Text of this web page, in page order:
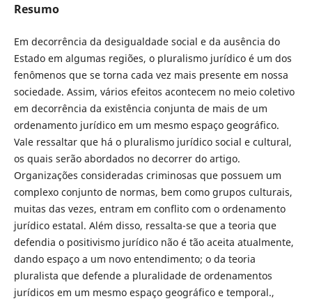
Resumo
Em decorrência da desigualdade social e da ausência do
Estado em algumas regiões, o pluralismo jurídico é um dos
fenômenos que se torna cada vez mais presente em nossa
sociedade. Assim, vários efeitos acontecem no meio coletivo
em decorrência da existência conjunta de mais de um
ordenamento jurídico em um mesmo espaço geográfico.
Vale ressaltar que há o pluralismo jurídico social e cultural,
os quais serão abordados no decorrer do artigo.
Organizações consideradas criminosas que possuem um
complexo conjunto de normas, bem como grupos culturais,
muitas das vezes, entram em conflito com o ordenamento
jurídico estatal. Além disso, ressalta-se que a teoria que
defendia o positivismo jurídico não é tão aceita atualmente,
dando espaço a um novo entendimento; o da teoria
pluralista que defende a pluralidade de ordenamentos
jurídicos em um mesmo espaço geográfico e temporal.,